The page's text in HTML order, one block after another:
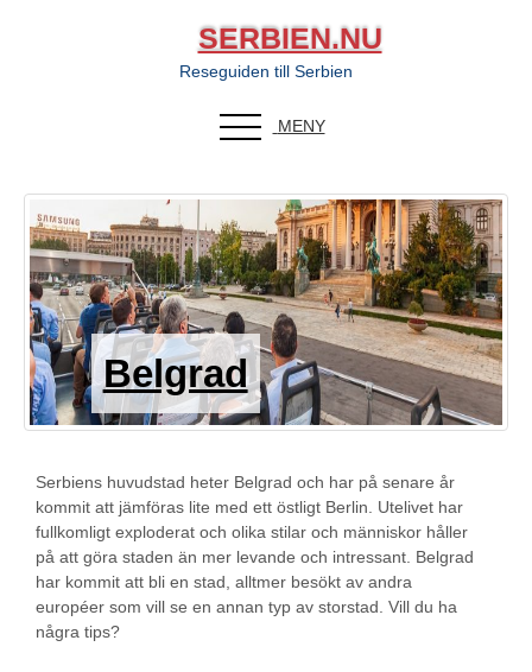
SERBIEN.NU
Reseguiden till Serbien
MENY
Belgrad
Serbiens huvudstad heter Belgrad och har på senare år
kommit att jämföras lite med ett östligt Berlin. Utelivet har
fullkomligt exploderat och olika stilar och människor håller
på att göra staden än mer levande och intressant. Belgrad
har kommit att bli en stad, alltmer besökt av andra
européer som vill se en annan typ av storstad. Vill du ha
några tips?